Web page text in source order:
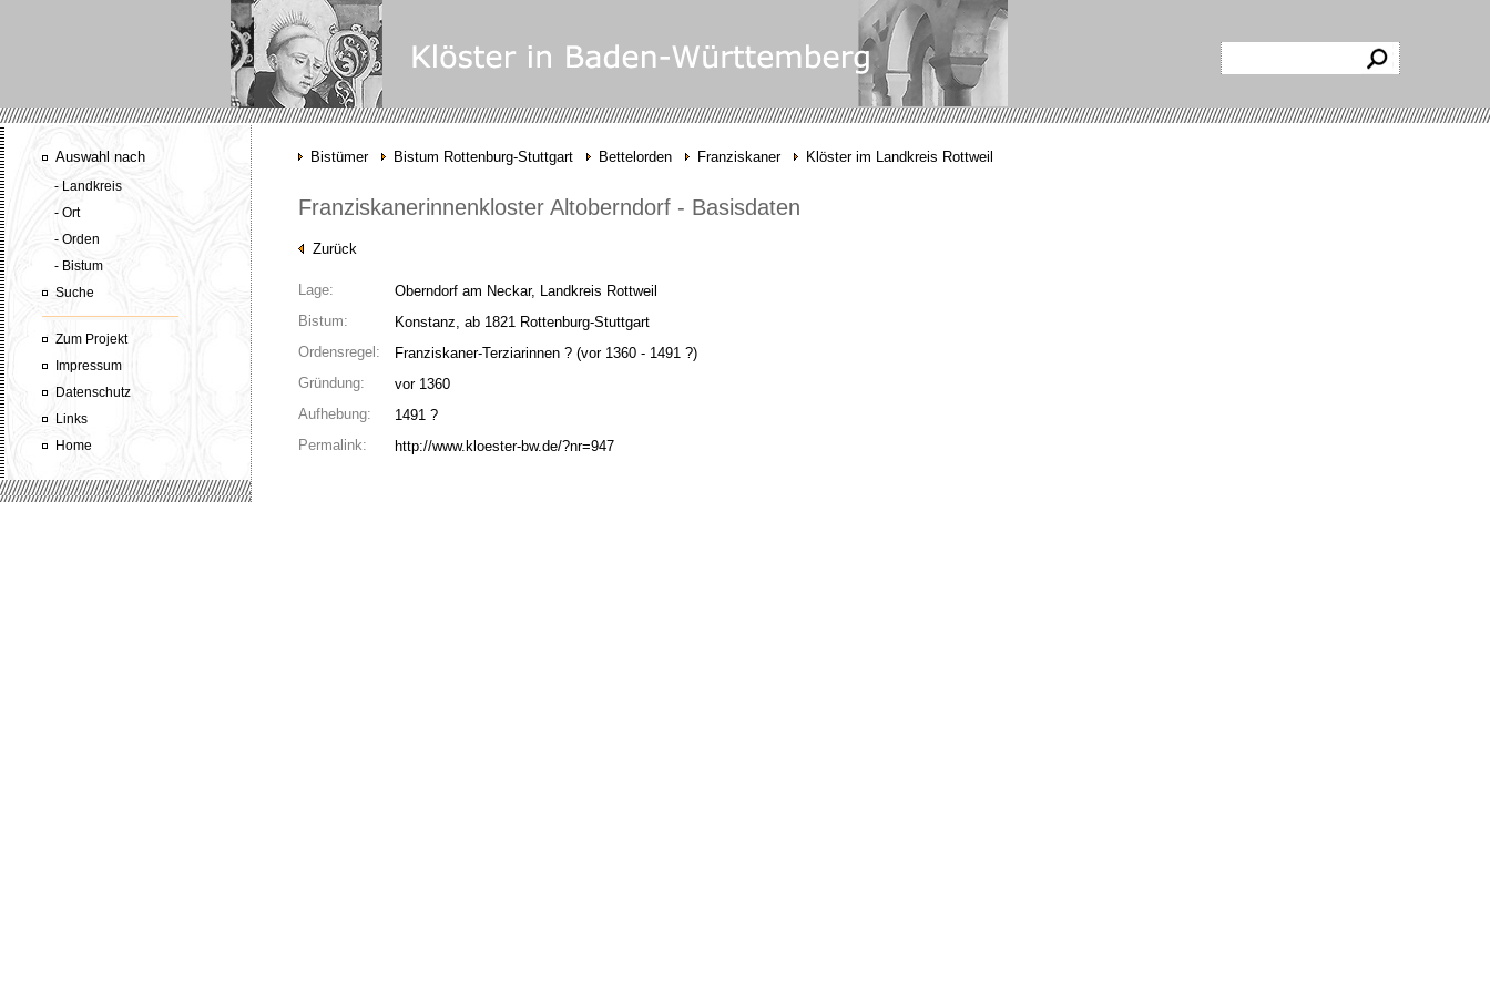
Auswahl nach
- Landkreis
- Ort
- Orden
- Bistum
Suche
Zum Projekt
Impressum
Datenschutz
Links
Home
Bistümer Bistum Rottenburg-Stuttgart Bettelorden Franziskaner Klöster im Landkreis Rottweil
Franziskanerinnenkloster Altoberndorf - Basisdaten
Zurück
Lage:
Oberndorf am Neckar, Landkreis Rottweil
Bistum:
Konstanz, ab 1821 Rottenburg-Stuttgart
Ordensregel:
Franziskaner-Terziarinnen ?(vor 1360 - 1491 ?)
Gründung:
vor 1360
Aufhebung:
1491 ?
Permalink:
http://www.kloester-bw.de/?nr=947